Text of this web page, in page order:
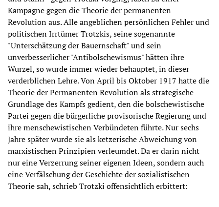
Kampagne gegen die Theorie der permanenten
Revolution aus. Alle angeblichen persönlichen Fehler und
politischen Irrtümer Trotzkis, seine sogenannte
"Unterschätzung der Bauernschaft" und sein
unverbesserlicher "Antibolschewismus" hätten ihre
Wurzel, so wurde immer wieder behauptet, in dieser
verderblichen Lehre. Von April bis Oktober 1917 hatte die
Theorie der Permanenten Revolution als strategische
Grundlage des Kampfs gedient, den die bolschewistische
Partei gegen die bürgerliche provisorische Regierung und
ihre menschewistischen Verbündeten führte. Nur sechs
Jahre später wurde sie als ketzerische Abweichung von
marxistischen Prinzipien verleumdet. Da er darin nicht
nur eine Verzerrung seiner eigenen Ideen, sondern auch
eine Verfälschung der Geschichte der sozialistischen
Theorie sah, schrieb Trotzki offensichtlich erbittert: